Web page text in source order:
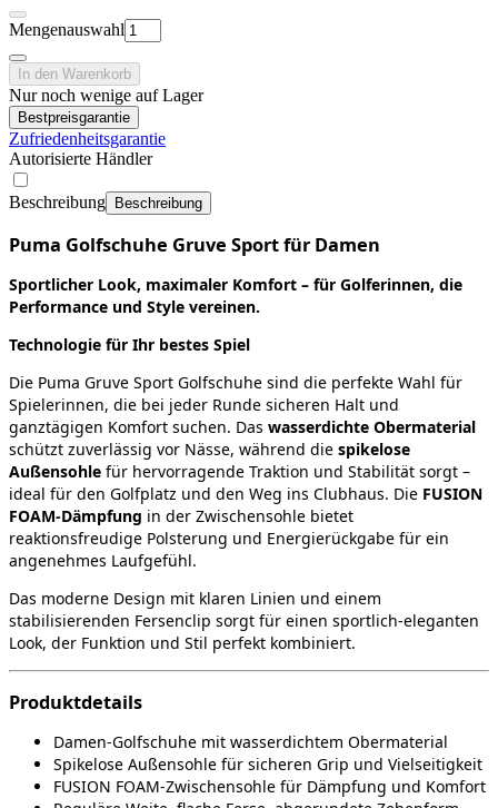
Mengenauswahl
In den Warenkorb
Nur noch wenige auf Lager
Bestpreisgarantie
Zufriedenheitsgarantie
Autorisierte Händler
Beschreibung Beschreibung
Puma Golfschuhe Gruve Sport für Damen
Sportlicher Look, maximaler Komfort – für Golferinnen, die
Performance und Style vereinen.
Technologie für Ihr bestes Spiel
Die Puma Gruve Sport Golfschuhe sind die perfekte Wahl für
Spielerinnen, die bei jeder Runde sicheren Halt und
ganztägigen Komfort suchen. Das wasserdichte Obermaterial
schützt zuverlässig vor Nässe, während die spikelose
Außensohle für hervorragende Traktion und Stabilität sorgt –
ideal für den Golfplatz und den Weg ins Clubhaus. Die FUSION
FOAM-Dämpfung in der Zwischensohle bietet
reaktionsfreudige Polsterung und Energierückgabe für ein
angenehmes Laufgefühl.
Das moderne Design mit klaren Linien und einem
stabilisierenden Fersenclip sorgt für einen sportlich-eleganten
Look, der Funktion und Stil perfekt kombiniert.
Produktdetails
Damen-Golfschuhe mit wasserdichtem Obermaterial
Spikelose Außensohle für sicheren Grip und Vielseitigkeit
FUSION FOAM-Zwischensohle für Dämpfung und Komfort